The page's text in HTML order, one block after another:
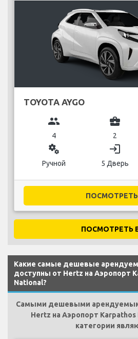
TOYOTA AYGO
group
4
business_center
2
miscellaneous_services
Ручной
login
5 Дверь
ПОСМОТРЕТЬ
Какие самые дешевые
доступны от Hertz на Аэропорт
National?
Самыми дешевыми
Hertz на Аэропорт Karpathos
категории